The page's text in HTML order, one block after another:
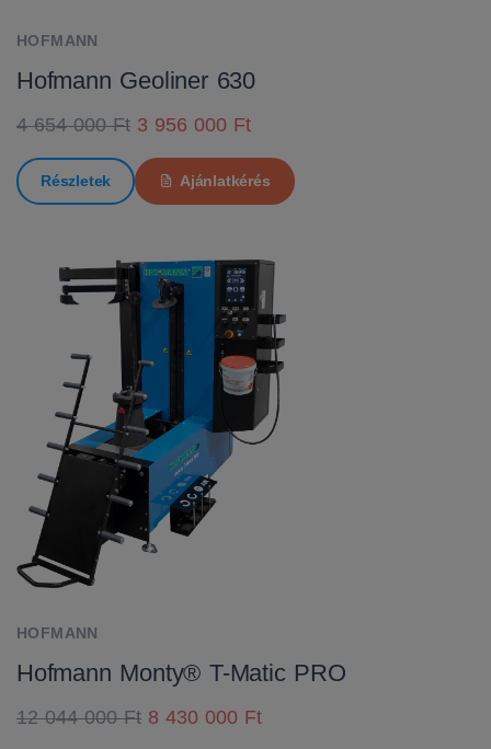
HOFMANN
Hofmann Geoliner 630
4 654 000 Ft 3 956 000 Ft
Részletek Ajánlatkérés
HOFMANN
Hofmann Monty® T-Matic PRO
12 044 000 Ft 8 430 000 Ft